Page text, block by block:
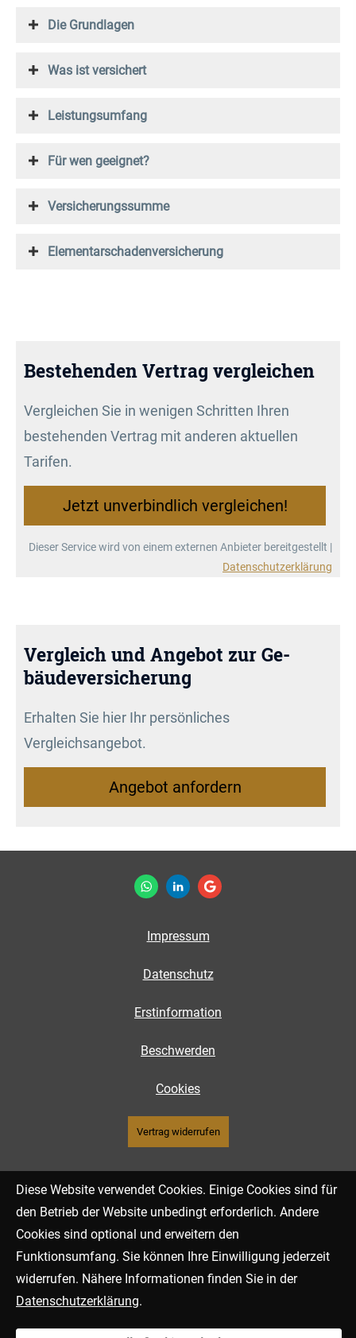
Die Grundlagen
Was ist versichert
Leistungsumfang
Für wen geeignet?
Versicherungssumme
Elementarschadenversicherung
Bestehenden Vertrag ver­gleichen
Vergleichen Sie in wenigen Schritten Ihren
bestehenden Vertrag mit anderen aktuellen
Tarifen.
Jetzt unverbindlich ver­gleichen!
Dieser Service wird von einem externen Anbieter bereitgestellt |
Datenschutzerklärung
Vergleich und Angebot zur Ge­
bäude­ver­si­che­rung
Erhalten Sie hier Ihr persönliches
Vergleichsangebot.
An­ge­bot an­for­dern
Impressum
Datenschutz
Erstinformation
Beschwerden
Cookies
Vertrag widerrufen
Diese Website verwendet Cookies. Einige Cookies sind für
den Betrieb der Website unbedingt erforderlich. Andere
Cookies sind optional und erweitern den
Funktionsumfang. Sie können Ihre Einwilligung jederzeit
widerrufen. Nähere Informationen finden Sie in der
Datenschutzerklärung.